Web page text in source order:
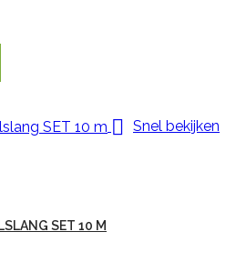
 Snel bekijken
SET 10 M